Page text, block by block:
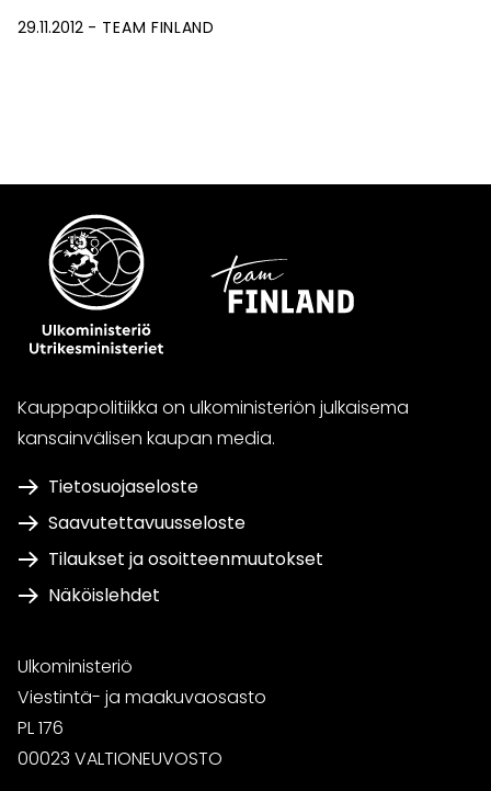
29.11.2012 TEAM FINLAND
Kauppapolitiikka on ulkoministeriön julkaisema
kansainvälisen kaupan media.
Tietosuojaseloste
Saavutettavuusseloste
Tilaukset ja osoitteenmuutokset
Näköislehdet
Ulkoministeriö
Viestintä- ja maakuvaosasto
PL 176
00023 VALTIONEUVOSTO